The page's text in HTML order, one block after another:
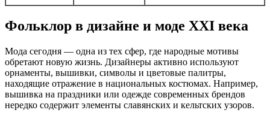
Фольклор в дизайне и моде XXI века
Мода сегодня — одна из тех сфер, где народные мотивы
обретают новую жизнь. Дизайнеры активно используют
орнаменты, вышивки, символы и цветовые палитры,
находящие отражение в национальных костюмах. Например,
вышивка на праздники или одежде современных брендов
нередко содержит элементы славянских и кельтских узоров.